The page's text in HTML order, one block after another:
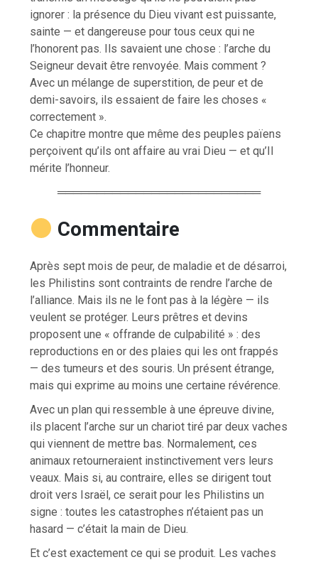
ignorer : la présence du Dieu vivant est puissante,
sainte — et dangereuse pour tous ceux qui ne
l’honorent pas. Ils savaient une chose : l’arche du
Seigneur devait être renvoyée. Mais comment ?
Avec un mélange de superstition, de peur et de
demi-savoirs, ils essaient de faire les choses «
correctement ».
Ce chapitre montre que même des peuples païens
perçoivent qu’ils ont affaire au vrai Dieu — et qu’Il
mérite l’honneur.
══════════════════════════
Commentaire
Après sept mois de peur, de maladie et de désarroi,
les Philistins sont contraints de rendre l’arche de
l’alliance. Mais ils ne le font pas à la légère — ils
veulent se protéger. Leurs prêtres et devins
proposent une « offrande de culpabilité » : des
reproductions en or des plaies qui les ont frappés
— des tumeurs et des souris. Un présent étrange,
mais qui exprime au moins une certaine révérence.
Avec un plan qui ressemble à une épreuve divine,
ils placent l’arche sur un chariot tiré par deux vaches
qui viennent de mettre bas. Normalement, ces
animaux retourneraient instinctivement vers leurs
veaux. Mais si, au contraire, elles se dirigent tout
droit vers Israël, ce serait pour les Philistins un
signe : toutes les catastrophes n’étaient pas un
hasard — c’était la main de Dieu.
Et c’est exactement ce qui se produit. Les vaches